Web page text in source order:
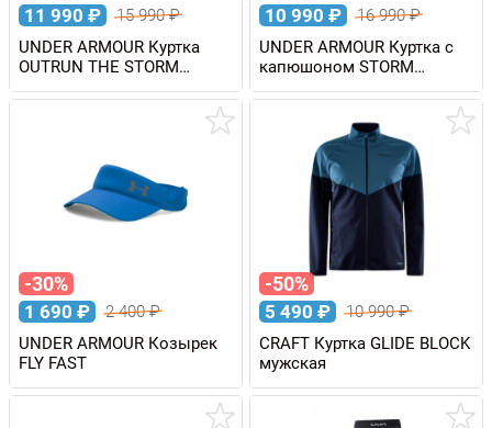
11 990 ₽ 15 990₽
UNDER ARMOUR Куртка
OUTRUN THE STORM
JACKET мужская
10 990 ₽ 16 990₽
UNDER ARMOUR Куртка с
капюшоном STORM
FOREFRONT RAIN WP
10K/10K мужская
-30%
1 690 ₽ 2 400₽
UNDER ARMOUR Козырек
FLY FAST
-50%
5 490 ₽ 10 990₽
CRAFT Куртка GLIDE BLOCK
мужская